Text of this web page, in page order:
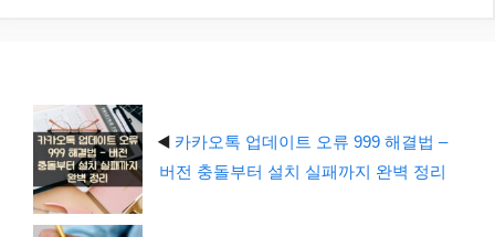
◀️ 카카오톡 업데이트 오류 999 해결법 –
버전 충돌부터 설치 실패까지 완벽 정리